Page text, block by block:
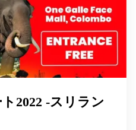
2022 -スリラン